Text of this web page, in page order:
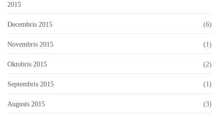
2015
Decembris 2015 (6)
Novembris 2015 (1)
Oktobris 2015 (2)
Septembris 2015 (1)
Augusts 2015 (3)